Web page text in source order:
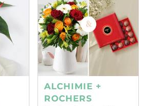
ALCHIMIE +
ROCHERS